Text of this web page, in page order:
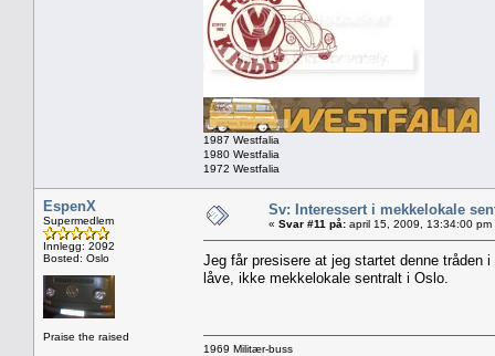
1987 Westfalia
1980 Westfalia
1972 Westfalia
EspenX
Supermedlem
Innlegg: 2092
Bosted: Oslo
Praise the raised
Sv: Interessert i mekkelokale
« Svar #11 på: april 15, 2009, 13:34:00 pm
Jeg får presisere at jeg startet denne tråden
låve, ikke mekkelokale sentralt i Oslo.
1969 Militær-buss